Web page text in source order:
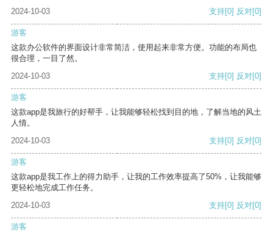
2024-10-03
支持[0] 反对[0]
游客
这款办公软件的界面设计非常简洁，使用起来非常方便。功能的布局也
很合理，一目了然。
2024-10-03
支持[0] 反对[0]
游客
这款app是我旅行的好帮手，让我能够轻松找到目的地，了解当地的风土
人情。
2024-10-03
支持[0] 反对[0]
游客
这款app是我工作上的得力助手，让我的工作效率提高了50%，让我能够
更轻松地完成工作任务。
2024-10-03
支持[0] 反对[0]
游客